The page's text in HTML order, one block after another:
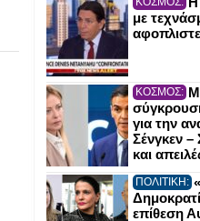
με
ΚΟΣΜΟΣ:
για την
Σένγκεν –
και
ΠΟΛΙΤΙΚΗ:
επίθεση